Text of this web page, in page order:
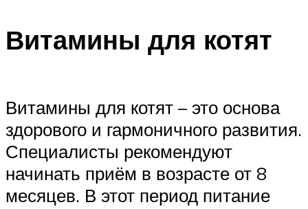
Витамины для котят
Витамины для котят – это основа
здорового и гармоничного развития.
Специалисты рекомендуют
начинать приём в возрасте от 8
месяцев. В этот период питание